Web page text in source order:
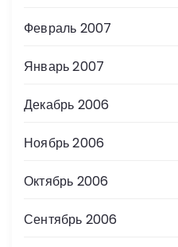
Февраль 2007
Январь 2007
Декабрь 2006
Ноябрь 2006
Октябрь 2006
Сентябрь 2006